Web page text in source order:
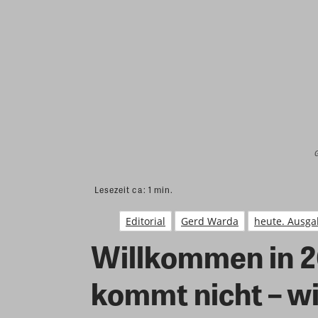
Lesezeit ca: 1 min.
Editorial Gerd Warda heute.
Willkommen in
kommt nicht –